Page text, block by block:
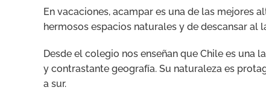
En vacaciones, acampar es una de las mejores
hermosos espacios naturales y de descansar al
Desde el colegio nos enseñan que Chile es una
y contrastante geografía. Su naturaleza es
a sur.